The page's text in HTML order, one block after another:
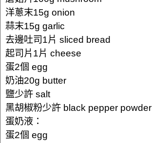
洋蔥末15g onion
蒜末15g garlic
去邊吐司1片 sliced bread
起司片1片 cheese
蛋2個 egg
奶油20g butter
鹽少許 salt
黑胡椒粉少許 black pepper powder
蛋奶液：
蛋2個 egg